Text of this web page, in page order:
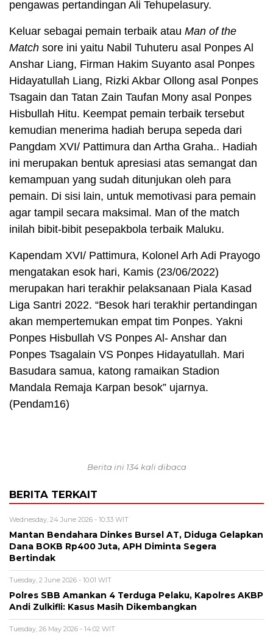
pengawas pertandingan Ali Tehupelasury.
Keluar sebagai pemain terbaik atau Man of the
Match sore ini yaitu Nabil Tuhuteru asal Ponpes Al
Anshar Liang, Firman Hakim Suyanto asal Ponpes
Hidayatullah Liang, Rizki Akbar Ollong asal Ponpes
Tsagain dan Tatan Zain Taufan Mony asal Ponpes
Hisbullah Hitu. Keempat pemain terbaik tersebut
kemudian menerima hadiah berupa sepeda dari
Pangdam XVI/ Pattimura dan Artha Graha.. Hadiah
ini merupakan bentuk apresiasi atas semangat dan
kemampuan yang sudah ditunjukan oleh para
pemain. Di sisi lain, untuk memotivasi para pemain
agar tampil secara maksimal. Man of the match
inilah bibit-bibit pesepakbola terbaik Maluku.
Kapendam XVI/ Pattimura, Kolonel Arh Adi Prayogo
mengatakan esok hari, Kamis (23/06/2022)
merupakan hari terakhir pelaksanaan Piala Kasad
Liga Santri 2022. “Besok hari terakhir pertandingan
akan mempertemukan empat tim Ponpes. Yakni
Ponpes Hisbullah VS Ponpes Al- Anshar dan
Ponpes Tsagalain VS Ponpes Hidayatullah. Mari
Basudara samua, katong ramaikan Stadion
Mandala Remaja Karpan besok” ujarnya.
(Pendam16)
Berita ini 134 kali dibaca
BERITA TERKAIT
Wednesday, 24 June 2026 - 10:33 WIT
Mantan Bendahara Dinkes Bursel AT, Diduga Gelapkan
Dana BOKB Rp400 Juta, APH Diminta Segera
Bertindak
Tuesday, 2 June 2026 - 10:01 WIT
Polres SBB Amankan 4 Terduga Pelaku, Kapolres AKBP
Andi Zulkifli: Kasus Masih Dikembangkan
Tuesday, 26 May 2026 - 14:02 WIT